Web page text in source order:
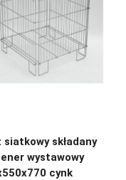
siatkowy składany
wystawowy
cynk